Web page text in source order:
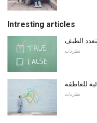
Intresting articles
الطيف
نظريات
للعاطفة
نظريات